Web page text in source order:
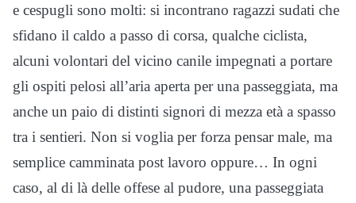
e cespugli sono molti: si incontrano ragazzi sudati che
sfidano il caldo a passo di corsa, qualche ciclista,
alcuni volontari del vicino canile impegnati a portare
gli ospiti pelosi all’aria aperta per una passeggiata, ma
anche un paio di distinti signori di mezza età a spasso
tra i sentieri. Non si voglia per forza pensar male, ma
semplice camminata post lavoro oppure… In ogni
caso, al di là delle offese al pudore, una passeggiata